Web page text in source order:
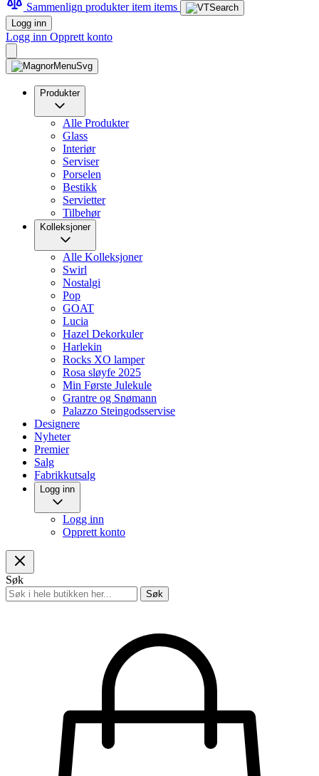
Sammenlign produkteritem items
Logg inn
Logg inn Opprett konto
Produkter
Alle Produkter
Glass
Interiør
Serviser
Porselen
Bestikk
Servietter
Tilbehør
Kolleksjoner
Alle Kolleksjoner
Swirl
Nostalgi
Pop
GOAT
Lucia
Hazel Dekorkuler
Harlekin
Rocks XO lamper
Rosa sløyfe 2025
Min Første Julekule
Grantre og Snømann
Palazzo Steingodsservise
Designere
Nyheter
Premier
Salg
Fabrikkutsalg
Logg inn
Logg inn
Opprett konto
Søk
Søk